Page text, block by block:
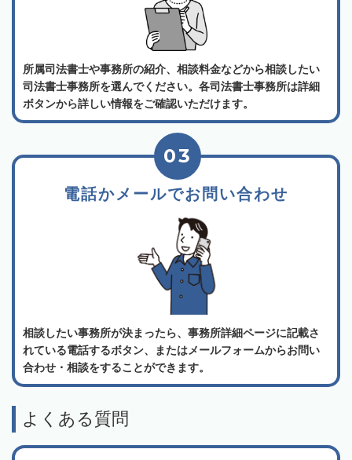
所属司法書士や事務所の紹介、相談料金などから相談したい
司法書士事務所を選んでください。各司法書士事務所は詳細
ボタンから詳しい情報をご確認いただけます。
電話かメールでお問い合わせ
03
相談したい事務所が決まったら、事務所詳細ページに記載さ
れている電話するボタン、またはメールフォームからお問い
合わせ・相談をすることができます。
よくある質問